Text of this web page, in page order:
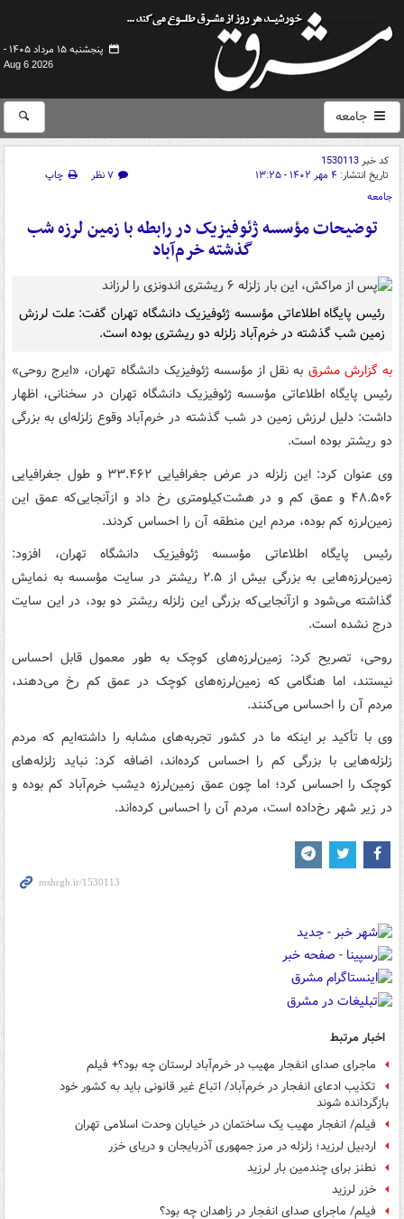
پنجشنبه ۱۵ مرداد ۱۴۰۵ -
Aug 6 2026
جامعه
کد خبر1530113
تاریخ انتشار: ۴ مهر ۱۴۰۲ - ۱۳:۲۵ ۷ نظر
چاپ
جامعه
توضیحات مؤسسه ژئوفیزیک در رابطه با زمین لرزه شب
گذشته خرم‌آباد
رئیس پایگاه اطلاعاتی مؤسسه ژئوفیزیک دانشگاه تهران گفت: علت لرزش
زمین شب گذشته در خرم‌آباد زلزله دو ریشتری بوده است.
به گزارش مشرق به نقل از مؤسسه ژئوفیزیک دانشگاه تهران، «ایرج روحی»
رئیس پایگاه اطلاعاتی مؤسسه ژئوفیزیک دانشگاه تهران در سخنانی، اظهار
داشت: دلیل لرزش زمین در شب گذشته در خرم‌آباد وقوع زلزله‌ای به بزرگی
دو ریشتر بوده است.
وی عنوان کرد: این زلزله در عرض جغرافیایی ۳۳.۴۶۲ و طول جغرافیایی
۴۸.۵۰۶ و عمق کم و در هشت‌کیلومتری رخ داد و ازآنجایی‌که عمق این
زمین‌لرزه کم بوده، مردم این منطقه آن را احساس کردند.
رئیس پایگاه اطلاعاتی مؤسسه ژئوفیزیک دانشگاه تهران، افزود:
زمین‌لرزه‌هایی به بزرگی بیش از ۲.۵ ریشتر در سایت مؤسسه به نمایش
گذاشته می‌شود و ازآنجایی‌که بزرگی این زلزله ریشتر دو بود، در این سایت
درج نشده است.
روحی، تصریح کرد: زمین‌لرزه‌های کوچک به طور معمول قابل احساس
نیستند، اما هنگامی که زمین‌لرزه‌های کوچک در عمق کم رخ می‌دهند،
مردم آن را احساس می‌کنند.
وی با تأکید بر اینکه ما در کشور تجربه‌های مشابه را داشته‌ایم که مردم
زلزله‌هایی با بزرگی کم را احساس کرده‌اند، اضافه کرد: نباید زلزله‌های
کوچک را احساس کرد؛ اما چون عمق زمین‌لرزه دیشب خرم‌آباد کم بوده و
در زیر شهر رخ‌داده است، مردم آن را احساس کرده‌اند.
اخبار مرتبط
ماجرای صدای انفجار مهیب در خرم‌آباد لرستان چه بود؟+ فیلم
تکذیب ادعای انفجار در خرم‌آباد/ اتباع غیر قانونی باید به کشور خود
بازگردانده شوند
فیلم/ انفجار مهیب یک ساختمان در خیابان وحدت اسلامی تهران
اردبیل لرزید؛ زلزله در مرز جمهوری آذربایجان و دریای خزر
نطنز برای چندمین بار لرزید
خزر لرزید
فیلم/ ماجرای صدای انفجار در زاهدان چه بود؟